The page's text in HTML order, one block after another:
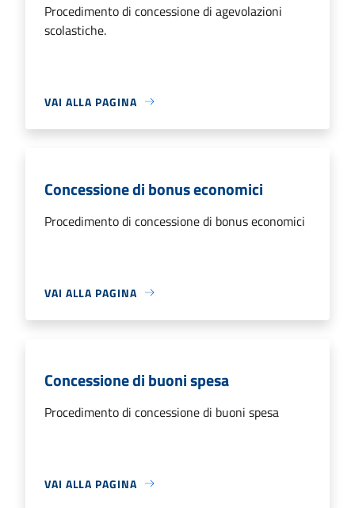
Procedimento di concessione di agevolazioni
scolastiche.
VAI ALLA PAGINA
Concessione di bonus economici
Procedimento di concessione di bonus economici
VAI ALLA PAGINA
Concessione di buoni spesa
Procedimento di concessione di buoni spesa
VAI ALLA PAGINA